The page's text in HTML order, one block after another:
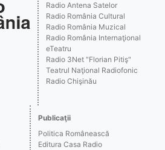
Radio Antena Satelor
Radio România Cultural
Radio România Muzical
Radio România Internaţional
eTeatru
Radio 3Net "Florian Pitiş"
Teatrul Naţional Radiofonic
Radio Chişinău
Publicaţii
Politica Românească
Editura Casa Radio